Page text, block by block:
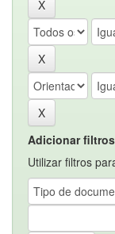
Adicionar
Utilizar filtros